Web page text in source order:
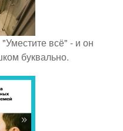
всё" - и он
буквально.